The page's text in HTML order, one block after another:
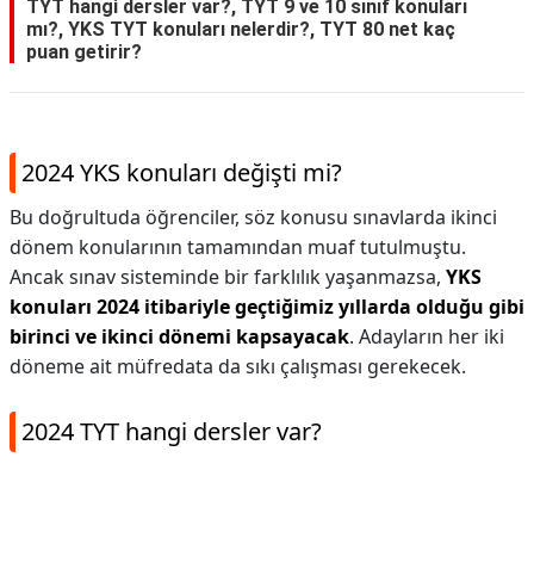
TYT hangi dersler var?, TYT 9 ve 10 sınıf konuları
mı?, YKS TYT konuları nelerdir?, TYT 80 net kaç
puan getirir?
2024 YKS konuları değişti mi?
Bu doğrultuda öğrenciler, söz konusu sınavlarda ikinci
dönem konularının tamamından muaf tutulmuştu.
Ancak sınav sisteminde bir farklılık yaşanmazsa, YKS
konuları 2024 itibariyle geçtiğimiz yıllarda olduğu gibi
birinci ve ikinci dönemi kapsayacak. Adayların her iki
döneme ait müfredata da sıkı çalışması gerekecek.
2024 TYT hangi dersler var?